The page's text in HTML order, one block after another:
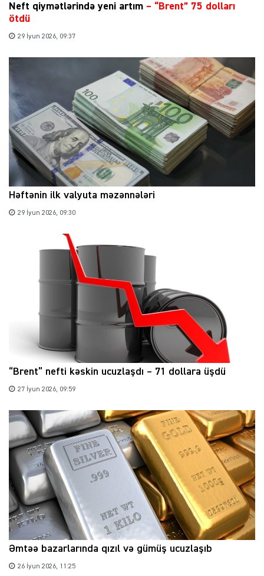
Neft qiymətlərində yeni artım – “Brent” 75 dolları
ötdü
29 İyun 2026, 09:37
Həftənin ilk valyuta məzənnələri
29 İyun 2026, 09:30
“Brent” nefti kəskin ucuzlaşdı – 71 dollara üşdü
27 İyun 2026, 09:59
Əmtəə bazarlarında qızıl və gümüş ucuzlaşıb
26 İyun 2026, 11:25